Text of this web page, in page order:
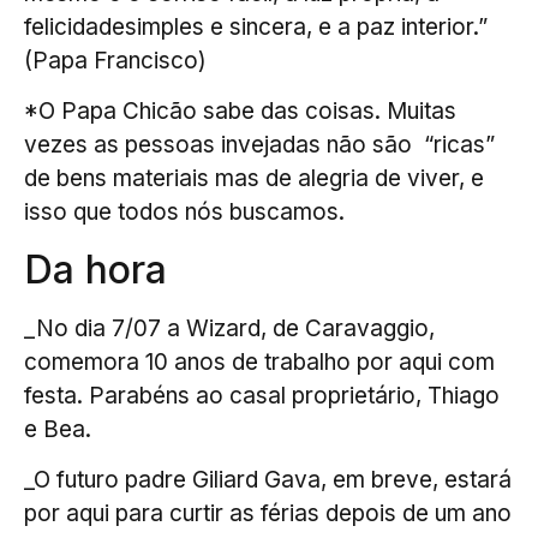
felicidadesimples e sincera, e a paz interior.”
(Papa Francisco)
*O Papa Chicão sabe das coisas. Muitas
vezes as pessoas invejadas não são “ricas”
de bens materiais mas de alegria de viver, e
isso que todos nós buscamos.
Da hora
_No dia 7/07 a Wizard, de Caravaggio,
comemora 10 anos de trabalho por aqui com
festa. Parabéns ao casal proprietário, Thiago
e Bea.
_O futuro padre Giliard Gava, em breve, estará
por aqui para curtir as férias depois de um ano